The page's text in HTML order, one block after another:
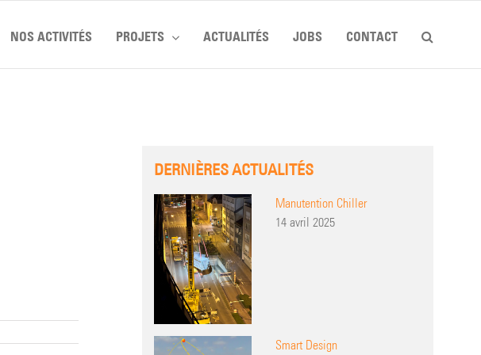
NOS ACTIVITÉS PROJETS ACTUALITÉS JOBS CONTACT
DERNIÈRES ACTUALITÉS
Manutention Chiller
14 avril 2025
Smart Design